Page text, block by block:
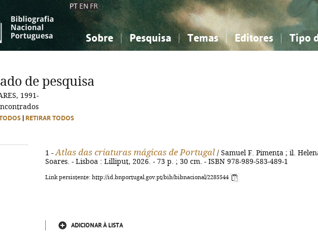
PT EN FR
Sobre Pesquisa Temas
Ciências sociais...
Editores Tipo
Ciências sociais...
de pesquisa
1991-
RETIRAR TODOS
1 - Atlas das criaturas mágicas de Portugal / Samuel F. Pimenta ; il.
Soares. - Lisboa : Lilliput, 2026. - 73 p. ; 30 cm. - ISBN 978-989-583-489-1
Link persistente: http://id.bnportugal.gov.pt/bib/bibnacional/2285544
ADICIONAR À LISTA